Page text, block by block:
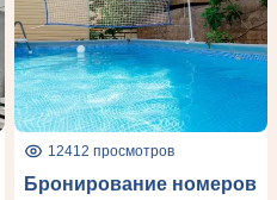
12412 просмотров
Бронирование номеров